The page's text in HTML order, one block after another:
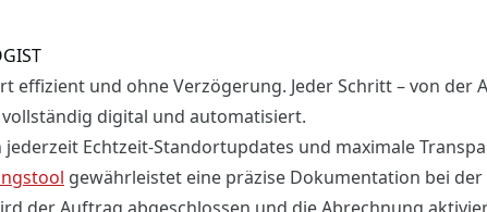
effizient und ohne Verzögerung. Jeder Schritt – von der
digital und automatisiert.
Echtzeit-Standortupdates und maximale
gewährleistet eine präzise Dokumentation bei